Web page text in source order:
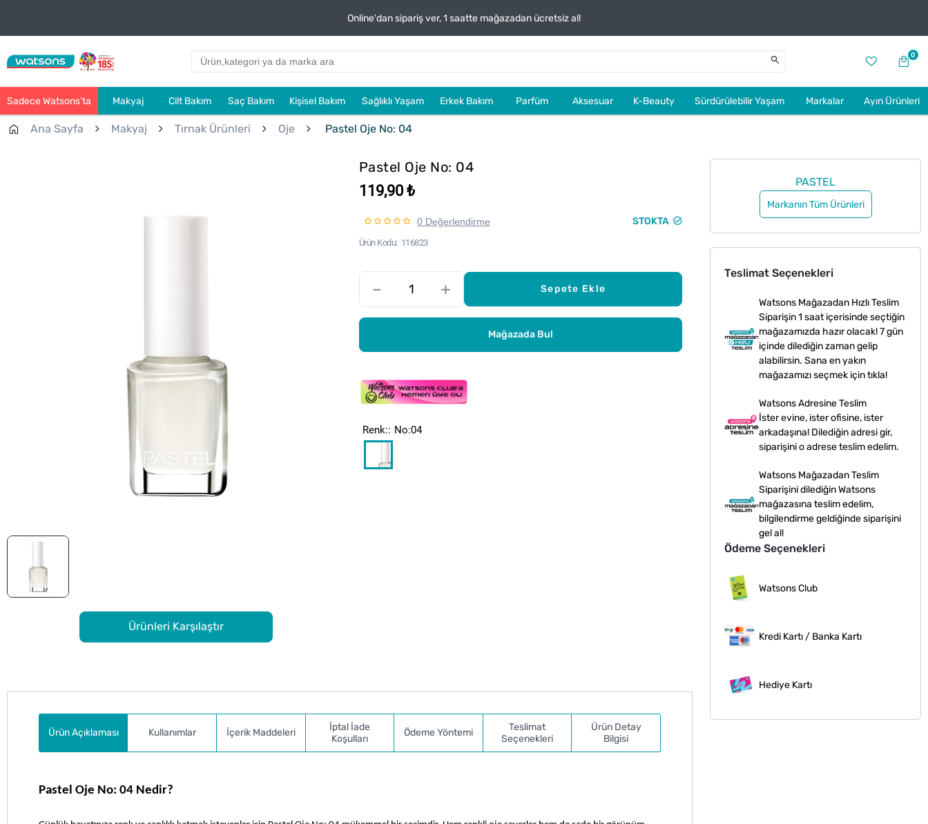
Online'dan sipariş ver, 1 saatte mağazadan ücretsiz al!
0
Sadece Watsons’ta Makyaj Cilt Bakım Saç Bakım Kişisel Bakım Sağlıklı Yaşam Erkek Bakım Parfüm Aksesuar K-Beauty Sürdürülebilir Yaşam Markalar Ayın Ürünleri
Ana Sayfa Makyaj Tırnak Ürünleri Oje Pastel Oje No: 04
Ürünleri Karşılaştır
Pastel Oje No: 04
119,90 ₺
0 Değerlendirme STOKTA
Ürün Kodu 116823
Renk: No:04
– + Sepete Ekle
Mağazada Bul
PASTEL
Markanın Tüm Ürünleri
Teslimat Seçenekleri
Watsons Mağazadan Hızlı Teslim
Siparişin 1 saat içerisinde seçtiğin
mağazamızda hazır olacak! 7 gün
içinde dilediğin zaman gelip
alabilirsin. Sana en yakın
mağazamızı seçmek için tıkla!
Watsons Adresine Teslim
İster evine, ister ofisine, ister
arkadaşına! Dilediğin adresi gir,
siparişini o adrese teslim edelim.
Watsons Mağazadan Teslim
Siparişini dilediğin Watsons
mağazasına teslim edelim,
bilgilendirme geldiğinde siparişini
gel al!
Ödeme Seçenekleri
Watsons Club
Kredi Kartı / Banka Kartı
Hediye Kartı
Ürün Açıklaması Kullanımlar İçerik Maddeleri
İptal İade
Koşulları
Ödeme Yöntemi
Teslimat
Seçenekleri
Ürün Detay
Bilgisi
Pastel Oje No: 04 Nedir?